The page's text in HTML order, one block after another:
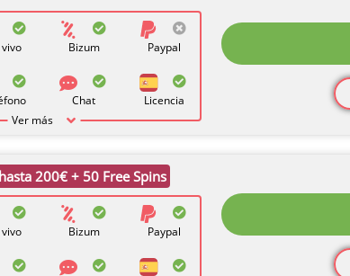
Ver más
vivo Bizum Paypal
Chat Licencia
200€ + 50 Free Spins
vivo Bizum Paypal